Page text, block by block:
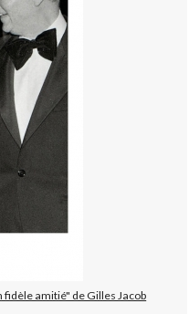
amitié" de Gilles Jacob